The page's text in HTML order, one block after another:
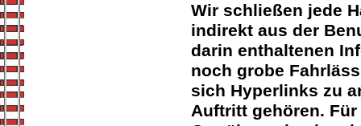
Wir schließen jede
indirekt aus der
darin enthaltenen
noch grobe
sich Hyperlinks zu
Auftritt gehören.